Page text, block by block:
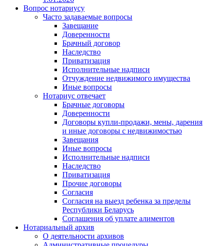
Вопрос нотариусу
Часто задаваемые вопросы
Завещание
Доверенности
Брачный договор
Наследство
Приватизация
Исполнительные надписи
Отчуждение недвижимого имущества
Иные вопросы
Нотариус отвечает
Брачные договоры
Доверенности
Договоры купли-продажи, мены, дарения
и иные договоры с недвижимостью
Завещания
Иные вопросы
Исполнительные надписи
Наследство
Приватизация
Прочие договоры
Согласия
Согласия на выезд ребенка за пределы
Республики Беларусь
Соглашения об уплате алиментов
Нотариальный архив
О деятельности архивов